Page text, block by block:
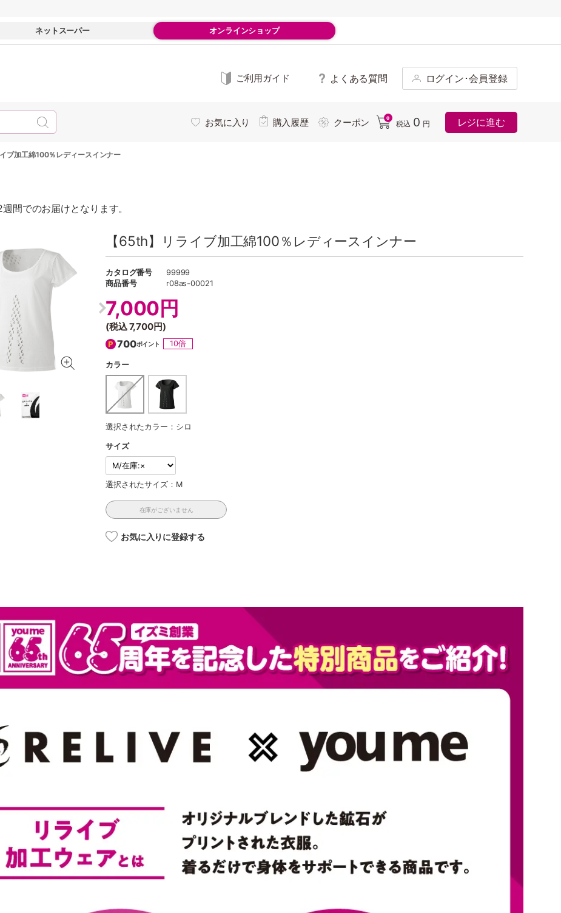
ネットスーパー オンラインショップ
ご利用ガイド よくある質問 ログイン･会員登録
お気に入り 購入履歴 クーポン 0
税込 0 円 レジに進む
ブ加工綿100％レディースインナー
間でのお届けとなります。
【65th】リライブ加工綿100％レディースインナー
カタログ番号
99999
商品番号
r08as-00021
7,000円
(税込7,700円)
700ポイント 10倍
カラー
選択されたカラー：シロ
サイズ
選択されたサイズ：M
在庫がございません
お気に入りに登録する